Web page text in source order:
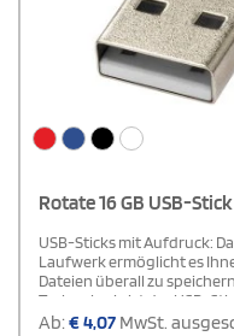
Rotate 16 GB USB-
USB-Sticks mit Aufdruck:
Laufwerk ermöglicht es
Dateien überall zu
Technologie ist der USB-
als auch MacOS-
Ab:€4,07 MwSt.